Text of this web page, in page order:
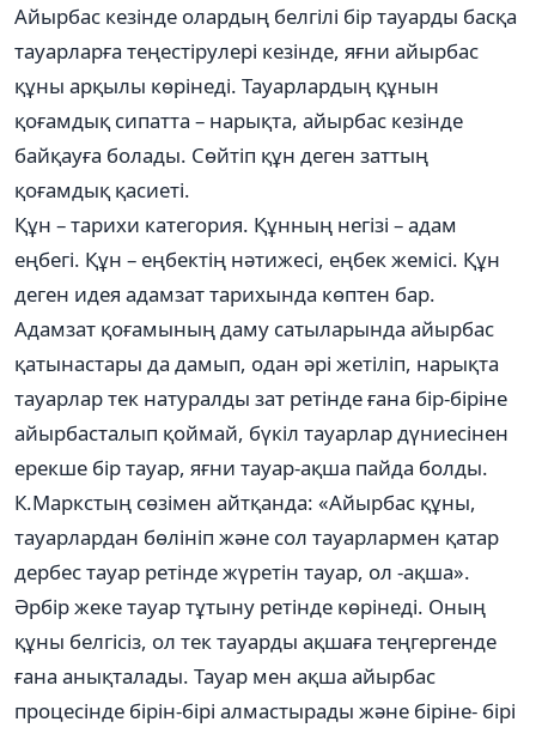
Айырбас кезінде олардың белгілі бір тауарды басқа
тауарларға теңестірулері кезінде, яғни айырбас
құны арқылы көрінеді. Тауарлардың құнын
қоғамдық сипатта – нарықта, айырбас кезінде
байқауға болады. Сөйтіп құн деген заттың
қоғамдық қасиеті.
Құн – тарихи категория. Құнның негізі – адам
еңбегі. Құн – еңбектің нәтижесі, еңбек жемісі. Құн
деген идея адамзат тарихында көптен бар.
Адамзат қоғамының даму сатыларында айырбас
қатынастары да дамып, одан әрі жетіліп, нарықта
тауарлар тек натуралды зат ретінде ғана бір-біріне
айырбасталып қоймай, бүкіл тауарлар дүниесінен
ерекше бір тауар, яғни тауар-ақша пайда болды.
К.Маркстың сөзімен айтқанда: «Айырбас құны,
тауарлардан бөлініп және сол тауарлармен қатар
дербес тауар ретінде жүретін тауар, ол -ақша».
Әрбір жеке тауар тұтыну ретінде көрінеді. Оның
құны белгісіз, ол тек тауарды ақшаға теңгергенде
ғана анықталады. Тауар мен ақша айырбас
процесінде бірін-бірі алмастырады және біріне- бірі